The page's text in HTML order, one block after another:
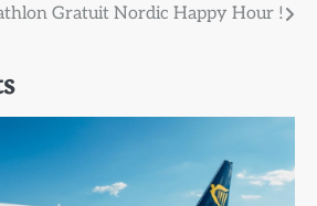
Gratuit Nordic Happy Hour !